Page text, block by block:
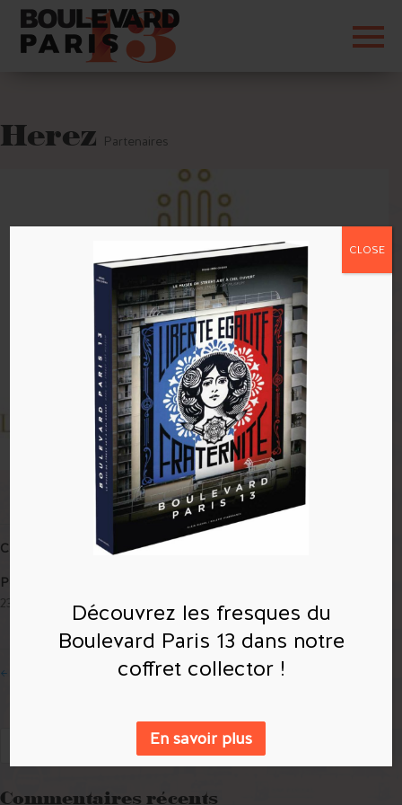
Herez Partenaires
Compétences
Posté le
23 mai 2019
← Hownosm – Sun Daze
Commentaires récents
Découvrez les fresques du
Boulevard Paris 13 dans notre
coffret collector !
En savoir plus
CLOSE